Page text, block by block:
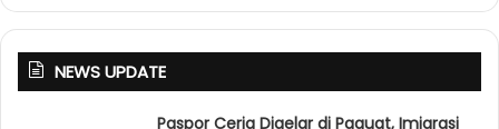
NEWS UPDATE
Paspor Ceria Digelar di Paguat, Imigrasi